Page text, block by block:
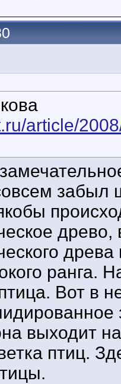
article/
забыл
древо,
ранга.
Вот в
выходит
птиц.